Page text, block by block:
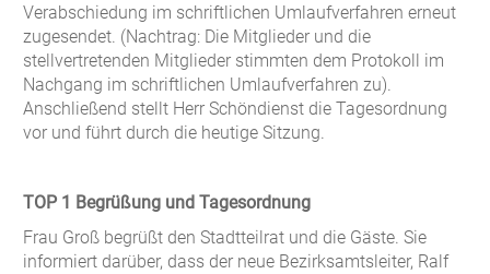
Verabschiedung im schriftlichen Umlaufverfahren erneut
zugesendet. (Nachtrag: Die Mitglieder und die
stellvertretenden Mitglieder stimmten dem Protokoll im
Nachgang im schriftlichen Umlaufverfahren zu).
Anschließend stellt Herr Schöndienst die Tagesordnung
vor und führt durch die heutige Sitzung.
TOP 1 Begrüßung und Tagesordnung
Frau Groß begrüßt den Stadtteilrat und die Gäste. Sie
informiert darüber, dass der neue Bezirksamtsleiter, Ralf